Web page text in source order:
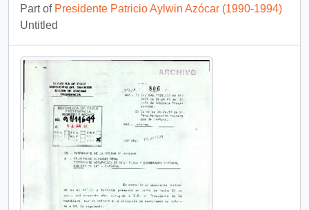
Part of Presidente Patricio Aylwin Azócar (1990-1994)
Untitled